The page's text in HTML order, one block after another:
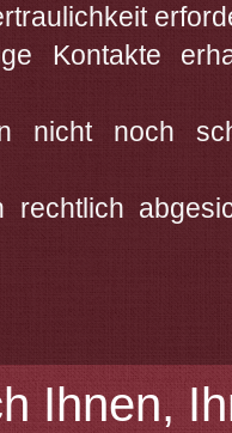
Kontakte
noch
Ihnen,